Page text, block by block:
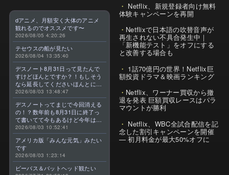
dアニメ、月額安く大体のアニメ
観れるのでオススメです〜
2026/08/05 4:20:26
テセウスの船が見たい
2026/08/04 13:35:40
デスノート8月31日って見たんで
すけどほんとですか？！もしそう
なら延長してくださいほんとに大
好きなんです😭
2026/08/03 13:48:47
デスノートってまじで今回消える
の！？数年前も8月31日に終了っ
て書いてて今もあるけど今年はま
じのやつ！？よくわからん！！で
きればなくならないでほしい！平
成アニメを振り返らせてくれっ
っ！！！！！！！
2026/08/03 10:52:41
アメリカ版「みんな元気」みたい
です
2026/08/03 1:23:14
ビーバス＆バットヘッド観たい
Netflix、新規登録者向け無料
体験キャンペーンを再開
Netflixで日本語の吹替音声が
再生されない不具合発生中｜
「新機能テスト」をオフにする
と改善する場合も
1話70億円の世界！Netflix巨
額投資ドラマ＆映画ランキング
Netflix、ワーナー買収から撤
退を発表 巨額買収レースはパラ
マウントが勝利
Netflix、WBC全試合配信を記
念した割引キャンペーンを開催
— 初月料金が最大50%オフに